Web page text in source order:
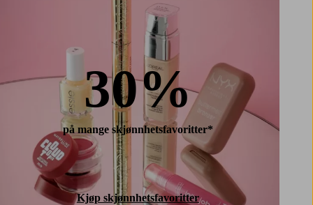
30%
på mange skjønnhetsfavoritter*
Kjøp skjønnhetsfavoritter